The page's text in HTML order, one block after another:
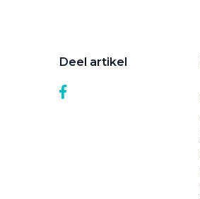
Deel artikel